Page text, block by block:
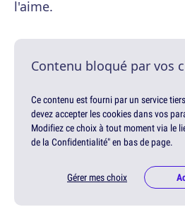
l'aime.
Contenu bloqué par vos
Ce contenu est fourni par un service
devez accepter les cookies dans vos
Modifiez ce choix à tout moment via le
de la Confidentialité" en bas de page.
Gérer mes choix